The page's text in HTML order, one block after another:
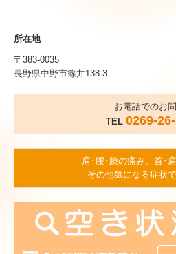
所在地
〒383-0035
長野県中野市篠井138-3
お電話でのお
TEL 0269-
肩･腰･膝の痛み、首･
その他気になる症状